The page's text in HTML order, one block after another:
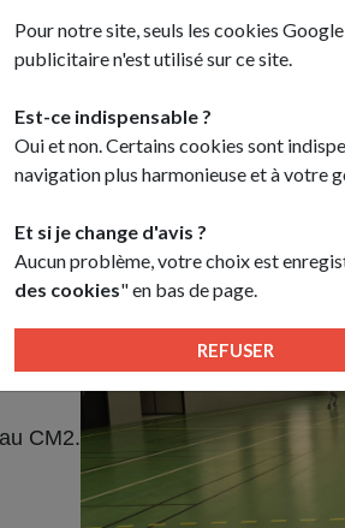
de loisirs est possible pour les
matin de 9h à 12 h et de
et 2 l'après-midi. Les
CM2.
Pour notre site, seuls les cookies
publicitaire n'est utilisé sur ce site.
Est-ce indispensable ?
Oui et non. Certains cookies sont
navigation plus harmonieuse et à votre
Et si je change d'avis ?
Aucun problème, votre choix est
des cookies" en bas de page.
REFUSER